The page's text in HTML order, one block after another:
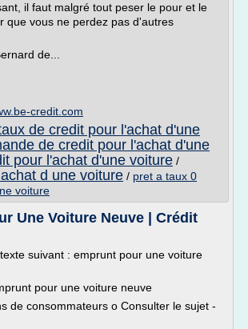
il faut malgré tout peser le pour et le
que vous ne perdez pas d'autres
de...
credit.com
de credit pour l'achat d'une
de credit pour l'achat d'une
pour l'achat d'une voiture /
d une voiture / pret a taux 0
voiture
Une Voiture Neuve | Crédit
suivant : emprunt pour une voiture
pour une voiture neuve
de consommateurs o Consulter le sujet -